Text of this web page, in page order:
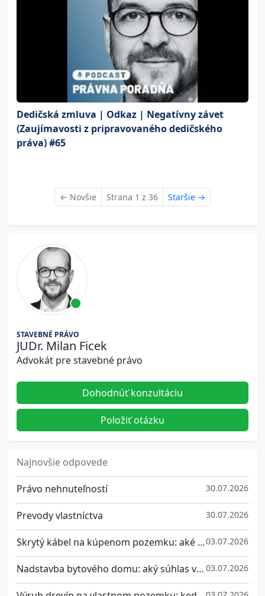
Dedičská zmluva | Odkaz | Negatívny závet
(Zaujímavosti z pripravovaného dedičského
práva) #65
← Novšie Strana 1 z 36 Staršie →
STAVEBNÉ PRÁVO
JUDr. Milan Ficek
Advokát pre stavebné právo
Dohodnúť konzultáciu
Položiť otázku
Najnovšie odpovede
Právo nehnuteľností 30.07.2026
Prevody vlastníctva 30.07.2026
Skrytý kábel na kúpenom pozemku: aké máte práva a ako sa brániť03.07.2026
Nadstavba bytového domu: aký súhlas vlastníkov potrebujete a ako sa brániť, ak nesúhlasíte 03.07.2026